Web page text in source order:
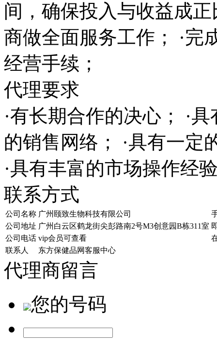
间，确保投入与收益成
商做全面服务工作； ·完
经营手续；
代理要求
·有长期合作的决心； ·
的销售网络； ·具有一定
·具有丰富的市场操作经
联系方式
公司名称 广州颐致生物科技有限公司
公司地址 广州白云区鹤龙街尖彭路南2号M3创意园B栋311室
公司电话 vip会员可查看
联系人
东方保健品网客服中心
代理商留言
您的号码